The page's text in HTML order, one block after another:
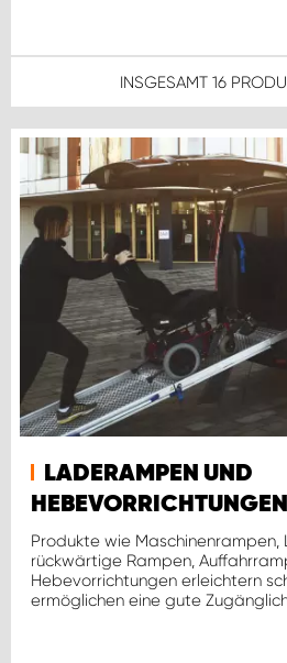
INSGESAMT 16
LADERAMPEN UND
HEBEVORRICHTUNGEN
Produkte wie Maschinenrampen,
rückwärtige Rampen,
Hebevorrichtungen erleichtern
ermöglichen eine gute